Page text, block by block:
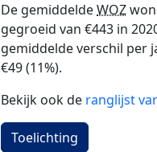
De gemiddeldeWOZ
gegroeid van €443 in
gemiddelde verschil per
€49 (11%).
Bekijk ook de ranglijst
Toelichting